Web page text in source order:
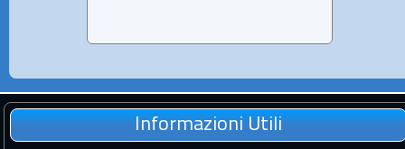
Informazioni Utili